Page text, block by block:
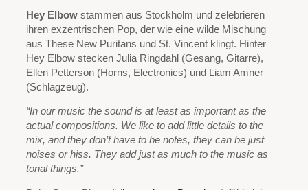
Hey Elbow stammen aus Stockholm und zelebrieren
ihren exzentrischen Pop, der wie eine wilde Mischung
aus These New Puritans und St. Vincent klingt. Hinter
Hey Elbow stecken Julia Ringdahl (Gesang, Gitarre),
Ellen Petterson (Horns, Electronics) und Liam Amner
(Schlagzeug).
“In our music the sound is at least as important as the
actual compositions. We like to add little details to the
mix, and they don’t have to be notes, they can be just
noises or hiss. They add just as much to the music as
tonal things.”